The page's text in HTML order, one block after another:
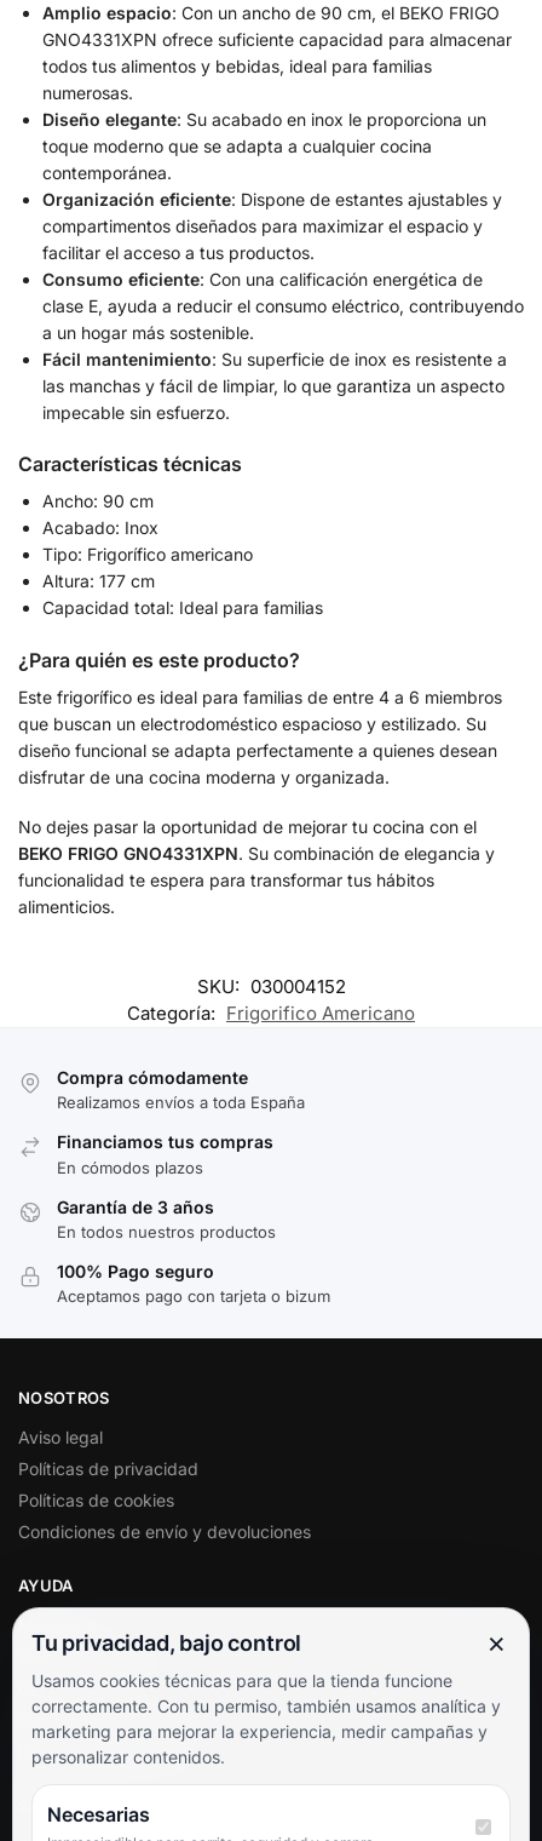
Amplio espacio: Con un ancho de 90 cm, el BEKO FRIGO
GNO4331XPN ofrece suficiente capacidad para almacenar
todos tus alimentos y bebidas, ideal para familias
numerosas.
Diseño elegante: Su acabado en inox le proporciona un
toque moderno que se adapta a cualquier cocina
contemporánea.
Organización eficiente: Dispone de estantes ajustables y
compartimentos diseñados para maximizar el espacio y
facilitar el acceso a tus productos.
Consumo eficiente: Con una calificación energética de
clase E, ayuda a reducir el consumo eléctrico, contribuyendo
a un hogar más sostenible.
Fácil mantenimiento: Su superficie de inox es resistente a
las manchas y fácil de limpiar, lo que garantiza un aspecto
impecable sin esfuerzo.
Características técnicas
Ancho: 90 cm
Acabado: Inox
Tipo: Frigorífico americano
Altura: 177 cm
Capacidad total: Ideal para familias
¿Para quién es este producto?
Este frigorífico es ideal para familias de entre 4 a 6 miembros
que buscan un electrodoméstico espacioso y estilizado. Su
diseño funcional se adapta perfectamente a quienes desean
disfrutar de una cocina moderna y organizada.
No dejes pasar la oportunidad de mejorar tu cocina con el
BEKO FRIGO GNO4331XPN. Su combinación de elegancia y
funcionalidad te espera para transformar tus hábitos
alimenticios.
SKU: 030004152
Categoría: Frigorifico Americano
Compra cómodamente
Realizamos envíos a toda España
Financiamos tus compras
En cómodos plazos
Garantía de 3 años
En todos nuestros productos
100% Pago seguro
Aceptamos pago con tarjeta o bizum
NOSOTROS
Aviso legal
Políticas de privacidad
Políticas de cookies
Condiciones de envío y devoluciones
AYUDA
Soporte al cliente
Contacto
Términos y condiciones
Preguntas frecuentes
SÍGUENOS
Tu privacidad, bajo control ×
Usamos cookies técnicas para que la tienda funcione
correctamente. Con tu permiso, también usamos analítica y
marketing para mejorar la experiencia, medir campañas y
personalizar contenidos.
Necesarias